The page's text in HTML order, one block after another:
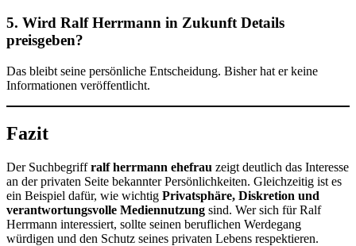
5. Wird Ralf Herrmann in Zukunft Details
preisgeben?
Das bleibt seine persönliche Entscheidung. Bisher hat er keine
Informationen veröffentlicht.
Fazit
Der Suchbegriffralf herrmann ehefrau zeigt deutlich das Interesse
an der privaten Seite bekannter Persönlichkeiten. Gleichzeitig ist es
ein Beispiel dafür, wie wichtig Privatsphäre, Diskretion und
verantwortungsvolle Mediennutzung sind. Wer sich für Ralf
Herrmann interessiert, sollte seinen beruflichen Werdegang
würdigen und den Schutz seines privaten Lebens respektieren.